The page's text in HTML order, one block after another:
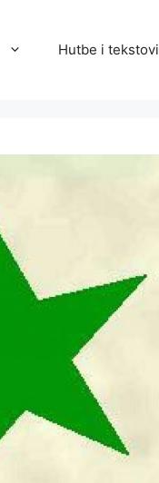
Hutbe i tekstovi